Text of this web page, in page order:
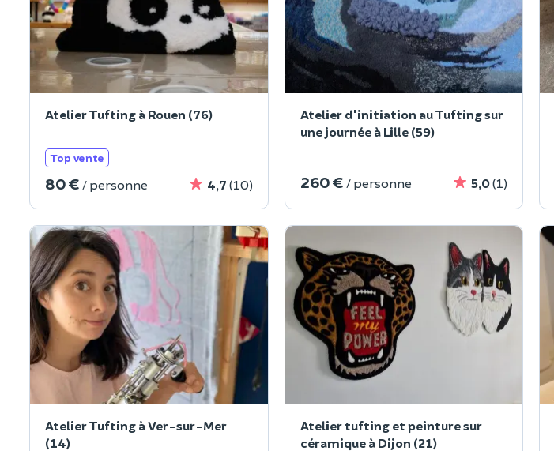
Atelier Tufting à Rouen (76)
Top vente
80 € / personne 4,7 (10)
Atelier d'initiation au Tufting sur
une journée à Lille (59)
260 € / personne 5,0(1)
Atelier Tufting à Ver-sur-Mer
(14)
Atelier tufting et peinture sur
céramique à Dijon (21)